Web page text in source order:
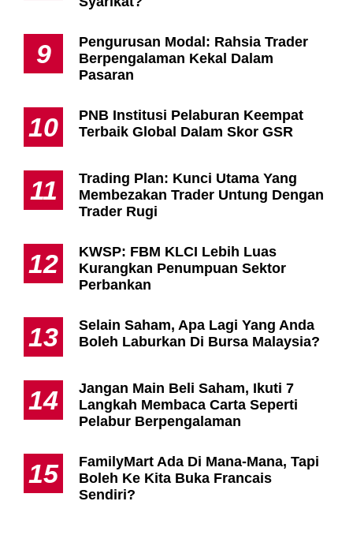
9
Pengurusan Modal: Rahsia Trader
Berpengalaman Kekal Dalam
Pasaran
10
PNB Institusi Pelaburan Keempat
Terbaik Global Dalam Skor GSR
11
Trading Plan: Kunci Utama Yang
Membezakan Trader Untung Dengan
Trader Rugi
12
KWSP: FBM KLCI Lebih Luas
Kurangkan Penumpuan Sektor
Perbankan
13
Selain Saham, Apa Lagi Yang Anda
Boleh Laburkan Di Bursa Malaysia?
14
Jangan Main Beli Saham, Ikuti 7
Langkah Membaca Carta Seperti
Pelabur Berpengalaman
15
FamilyMart Ada Di Mana-Mana, Tapi
Boleh Ke Kita Buka Francais
Sendiri?